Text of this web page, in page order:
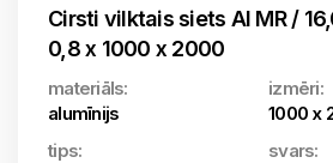
Cirsti vilktais siets Al MR /
0,8 x 1000 x 2000
materiāls:
alumīnijs
izmēri:
1000 x
tips:
svars: